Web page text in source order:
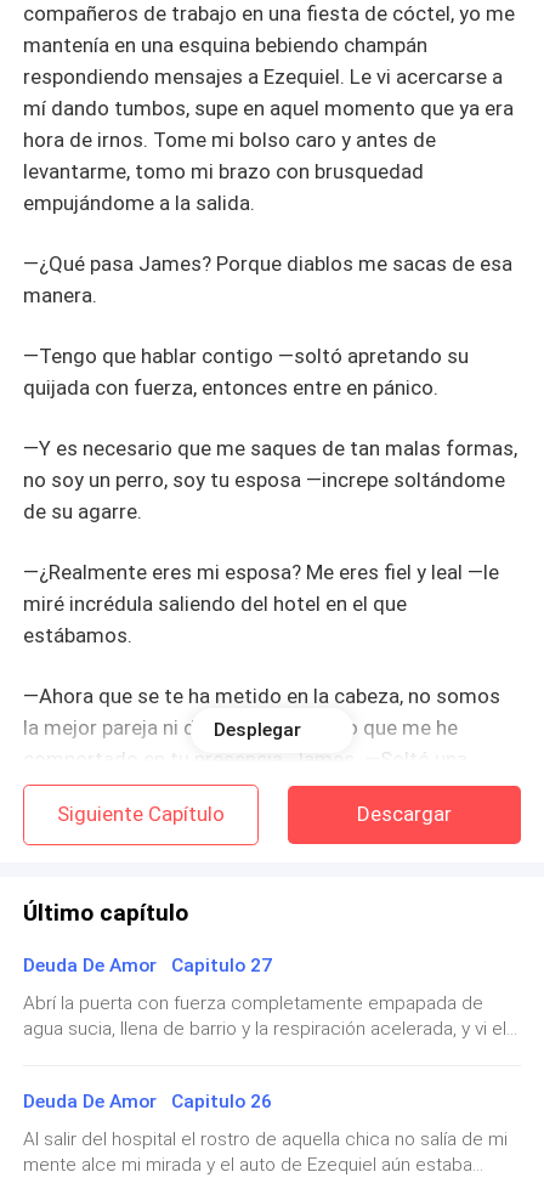
compañeros de trabajo en una fiesta de cóctel, yo me
mantenía en una esquina bebiendo champán
respondiendo mensajes a Ezequiel. Le vi acercarse a
mí dando tumbos, supe en aquel momento que ya era
hora de irnos. Tome mi bolso caro y antes de
levantarme, tomo mi brazo con brusquedad
empujándome a la salida.
—¿Qué pasa James? Porque diablos me sacas de esa
manera.
—Tengo que hablar contigo —soltó apretando su
quijada con fuerza, entonces entre en pánico.
—Y es necesario que me saques de tan malas formas,
no soy un perro, soy tu esposa —increpe soltándome
de su agarre.
—¿Realmente eres mi esposa? Me eres fiel y leal —le
miré incrédula saliendo del hotel en el que
estábamos.
—Ahora que se te ha metido en la cabeza, no somos
la mejor pareja ni de cerca, pero creo que me he
comportado en tu presencia, James. —Soltó una
sonrisa macabra que removió mis entrañas.
—Ah, sí... entonces supongo que harás lo que yo te
esposo.
—¿Qué quieres James?
—Llama a Ezequiel y dile que lo citaras en un lugar. —
qué tan repentina petición. Él no sabía nada, a duras
penas y me prestaba atención, solo tienes que
calmarte Mónica.
Desplegar
Siguiente Capítulo Descargar
Último capítulo
Deuda De Amor Capitulo 27
Abrí la puerta con fuerza completamente empapada de
agua sucia, llena de barrio y la respiración acelerada, y vi el
una botella callo de su mano rodando hasta mis pies. Solté
un suspiro cerrando la puerta con fuerza, provocando que
se quejara, lancé mi maleta empapada a un lado caminando
hasta él.—Maldita puta… eres igual de ruidosa que ella.—
Deuda De Amor Capitulo 26
Al salir del hospital el rostro de aquella chica no salía de mi
mente alce mi mirada y el auto de Ezequiel aún estaba